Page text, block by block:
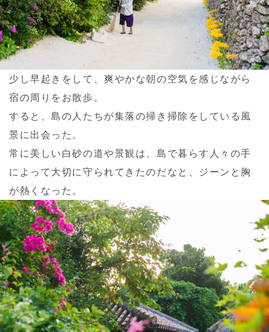
少し早起きをして、爽やかな朝の空気を感じながら
宿の周りをお散歩。
すると、島の人たちが集落の掃き掃除をしている風
景に出会った。
常に美しい白砂の道や景観は、島で暮らす人々の手
によって大切に守られてきたのだなと、ジーンと胸
が熱くなった。